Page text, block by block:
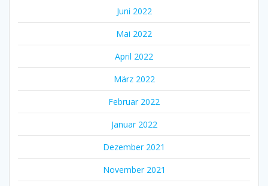
Juni 2022
Mai 2022
April 2022
März 2022
Februar 2022
Januar 2022
Dezember 2021
November 2021